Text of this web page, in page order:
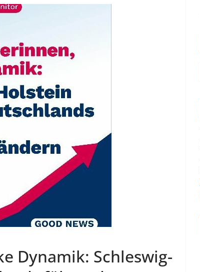
Dynamik: Schleswig-